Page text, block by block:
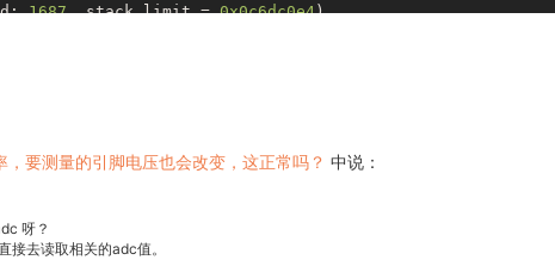
1687, stack limit = 0x0c6dc0e4)
要测量的引脚电压也会改变，这正常吗？ 中说：
呀？
接去读取相关的adc值。